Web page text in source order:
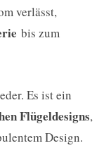
verlässt,
bis zum
Es ist ein
Flügeldesigns,
Design.